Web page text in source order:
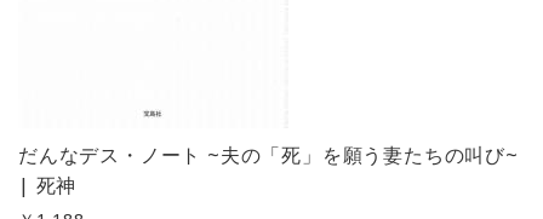
だんなデス・ノート ~夫の「死」を願う妻たちの叫び~
| 死神